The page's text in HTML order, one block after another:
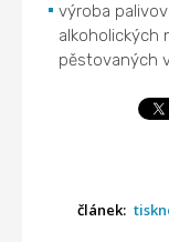
výroba
alkoholických
pěstovaných
článek: